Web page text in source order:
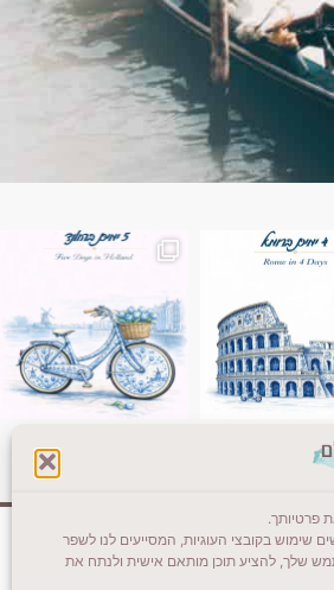
פרטיותך.
שימוש בקובצי העוגיות, המסייעים לנו לשפר
שלך, להציע תוכן מותאם אישית ולנתח את
Instagram post
בשבת)